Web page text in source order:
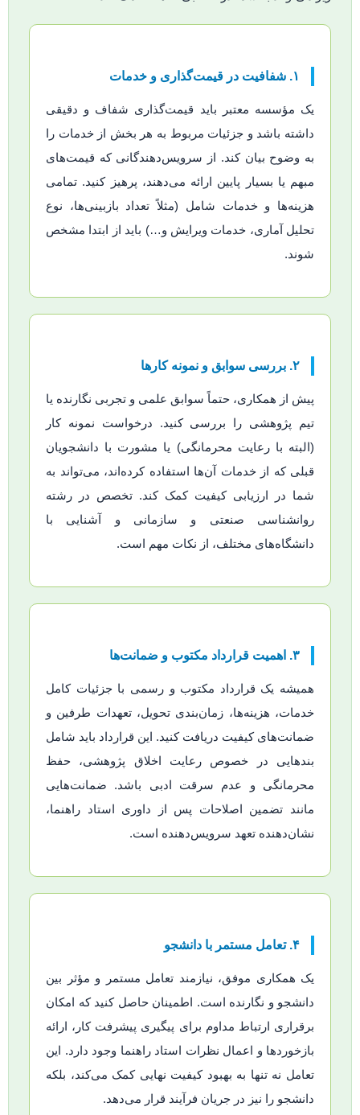
۱. شفافیت در قیمت‌گذاری و خدمات
یک مؤسسه معتبر باید قیمت‌گذاری شفاف و دقیقی
داشته باشد و جزئیات مربوط به هر بخش از خدمات را
به وضوح بیان کند. از سرویس‌دهندگانی که قیمت‌های
مبهم یا بسیار پایین ارائه می‌دهند، پرهیز کنید. تمامی
هزینه‌ها و خدمات شامل (مثلاً تعداد بازبینی‌ها، نوع
تحلیل آماری، خدمات ویرایش و…) باید از ابتدا مشخص
شوند.
۲. بررسی سوابق و نمونه کارها
پیش از همکاری، حتماً سوابق علمی و تجربی نگارنده یا
تیم پژوهشی را بررسی کنید. درخواست نمونه کار
(البته با رعایت محرمانگی) یا مشورت با دانشجویان
قبلی که از خدمات آن‌ها استفاده کرده‌اند، می‌تواند به
شما در ارزیابی کیفیت کمک کند. تخصص در رشته
روانشناسی صنعتی و سازمانی و آشنایی با
دانشگاه‌های مختلف، از نکات مهم است.
۳. اهمیت قرارداد مکتوب و ضمانت‌ها
همیشه یک قرارداد مکتوب و رسمی با جزئیات کامل
خدمات، هزینه‌ها، زمان‌بندی تحویل، تعهدات طرفین و
ضمانت‌های کیفیت دریافت کنید. این قرارداد باید شامل
بندهایی در خصوص رعایت اخلاق پژوهشی، حفظ
محرمانگی و عدم سرقت ادبی باشد. ضمانت‌هایی
مانند تضمین اصلاحات پس از داوری استاد راهنما،
نشان‌دهنده تعهد سرویس‌دهنده است.
۴. تعامل مستمر با دانشجو
یک همکاری موفق، نیازمند تعامل مستمر و مؤثر بین
دانشجو و نگارنده است. اطمینان حاصل کنید که امکان
برقراری ارتباط مداوم برای پیگیری پیشرفت کار، ارائه
بازخوردها و اعمال نظرات استاد راهنما وجود دارد. این
تعامل نه تنها به بهبود کیفیت نهایی کمک می‌کند، بلکه
دانشجو را نیز در جریان فرآیند قرار می‌دهد.